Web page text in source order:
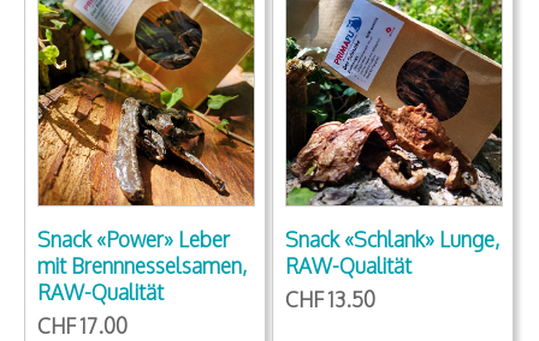
Snack «Power» Leber
mit Brennnesselsamen,
RAW-Qualität
CHF 17.00
Snack «Schlank» Lunge,
RAW-Qualität
CHF 13.50